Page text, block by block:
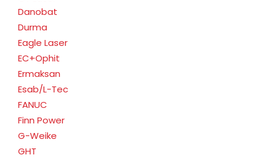
Danobat
Durma
Eagle Laser
EC+Ophit
Ermaksan
Esab/L-Tec
FANUC
Finn Power
G-Weike
GHT